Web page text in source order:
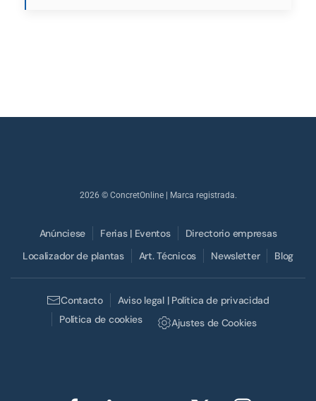
2026 © ConcretOnline | Marca registrada.
Anúnciese Ferias | Eventos
Directorio empresas
Localizador de plantas
Art. Técnicos Newsletter Blog
Contacto
Aviso legal | Política de privacidad
Política de cookies
Ajustes de Cookies